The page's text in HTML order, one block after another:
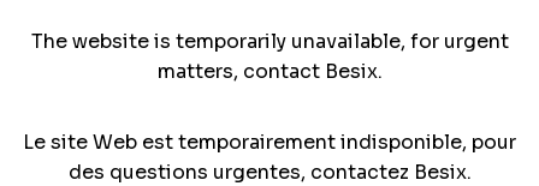
The website is temporarily unavailable, for urgent
matters, contact Besix.
Le site Web est temporairement indisponible, pour
des questions urgentes, contactez Besix.